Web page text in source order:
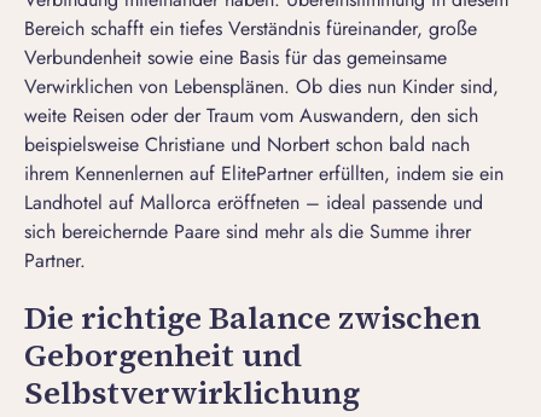
Bereich schafft ein tiefes Verständnis füreinander, große
Verbundenheit sowie eine Basis für das gemeinsame
Verwirklichen von Lebensplänen. Ob dies nun Kinder sind,
weite Reisen oder der Traum vom Auswandern, den sich
beispielsweise Christiane und Norbert schon bald nach
ihrem Kennenlernen auf ElitePartner erfüllten, indem sie ein
Landhotel auf Mallorca eröffneten – ideal passende und
sich bereichernde Paare sind mehr als die Summe ihrer
Partner.
Die richtige Balance zwischen
Geborgenheit und
Selbstverwirklichung